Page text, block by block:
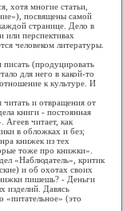
хотя многие статьи,
посвящены самой
странице. Дело в
или перспективах
человеком литературы.
(продуцировать
для него в какой-то
к культуре. И
и отвращения от
книги - постоянная
Агеев читает, как
в обложках и без;
книжек из тех
тоже про книжки».
«Наблюдатель», критик
и об охотах своих
пишешь? - Деньги
изделий. Давясь
(это